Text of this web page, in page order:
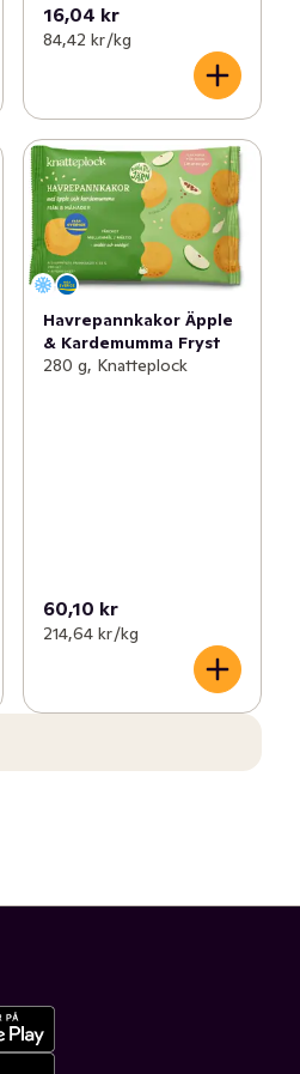
16,04 kr
84,42 kr /kg
Havrepannkakor Äpple
& Kardemumma Fryst
280 g, Knatteplock
60,10 kr
214,64 kr /kg